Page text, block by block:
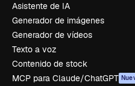
Asistente de IA
Generador de imágenes
Generador de vídeos
Texto a voz
Contenido de stock
MCP para Claude/ChatGPT